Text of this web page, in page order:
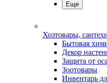
Еще
Хозтовары,
Бытовая
Декор
Защита от
Зоотовары
Инвентарь